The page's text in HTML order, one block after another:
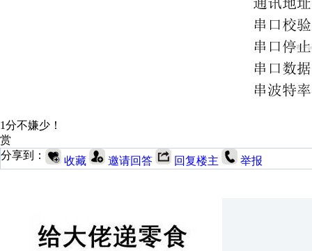
1分不嫌少！
赏
分享到：
收藏 邀请回答 回复楼主 举报